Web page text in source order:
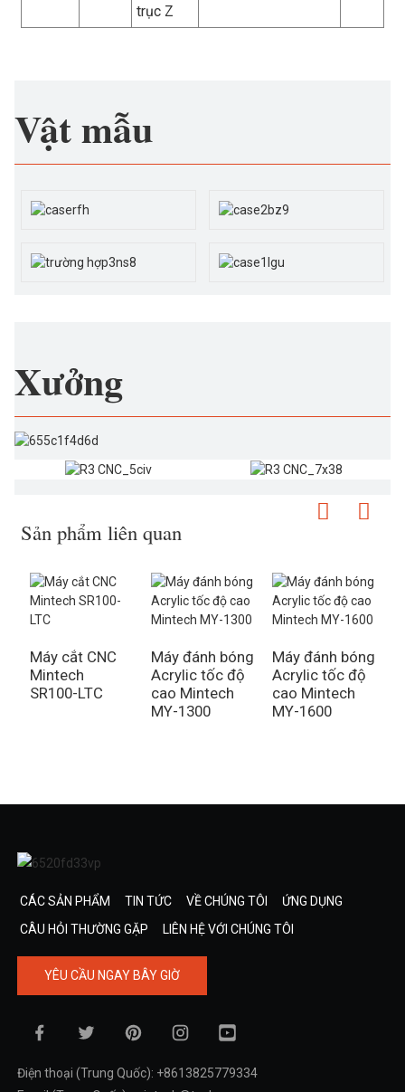
trục Z
Vật mẫu
Xưởng
Sản phẩm liên quan
Máy cắt CNC
Mintech
SR100-LTC
Máy đánh bóng
Acrylic tốc độ
cao Mintech
MY-1300
Máy đánh bóng
Acrylic tốc độ
cao Mintech
MY-1600
CÁC SẢN PHẨM TIN TỨC VỀ CHÚNG TÔI
ỨNG DỤNG
CÂU HỎI THƯỜNG GẶP
LIÊN HỆ VỚI CHÚNG TÔI
YÊU CẦU NGAY BÂY GIỜ
Điện thoại (Trung Quốc): +8613825779334